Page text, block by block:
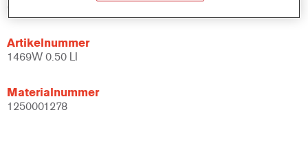
0.5LT
Artikelnummer
1469W 0.50 LI
Materialnummer
1250001278